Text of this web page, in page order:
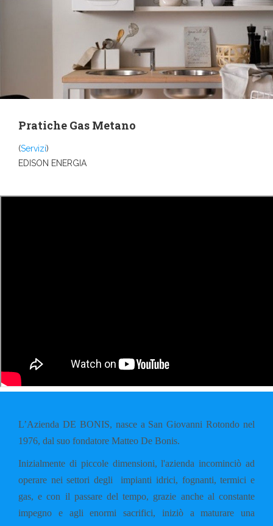
Pratiche Gas Metano
(Servizi)
EDISON ENERGIA
L’Azienda DE BONIS, nasce a San Giovanni Rotondo nel
1976, dal suo fondatore Matteo De Bonis.
Inizialmente di piccole dimensioni, l'azienda incominciò ad
operare nei settori degli impianti idrici, fognanti, termici e
gas, e con il passare del tempo, grazie anche al constante
impegno e agli enormi sacrifici, iniziò a maturare una